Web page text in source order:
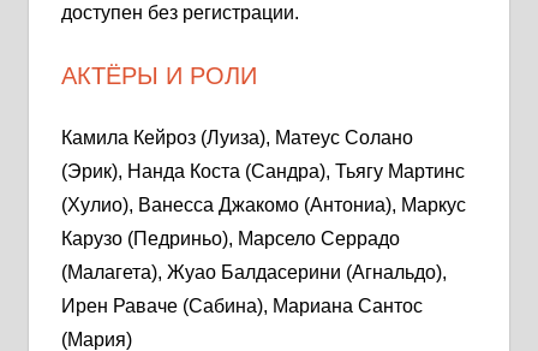
доступен без регистрации.
АКТЁРЫ И РОЛИ
Камила Кейроз (Луиза), Матеус Солано
(Эрик), Нанда Коста (Сандра), Тьягу Мартинс
(Хулио), Ванесса Джакомо (Антониа), Маркус
Карузо (Педриньо), Марсело Серрадо
(Малагета), Жуао Балдасерини (Агнальдо),
Ирен Раваче (Сабина), Мариана Сантос
(Мария)